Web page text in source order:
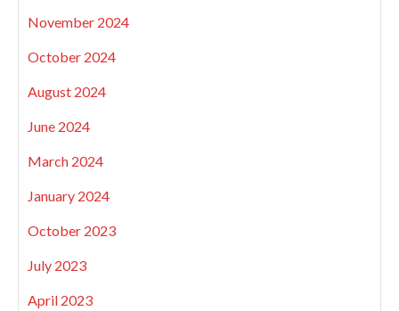
November 2024
October 2024
August 2024
June 2024
March 2024
January 2024
October 2023
July 2023
April 2023